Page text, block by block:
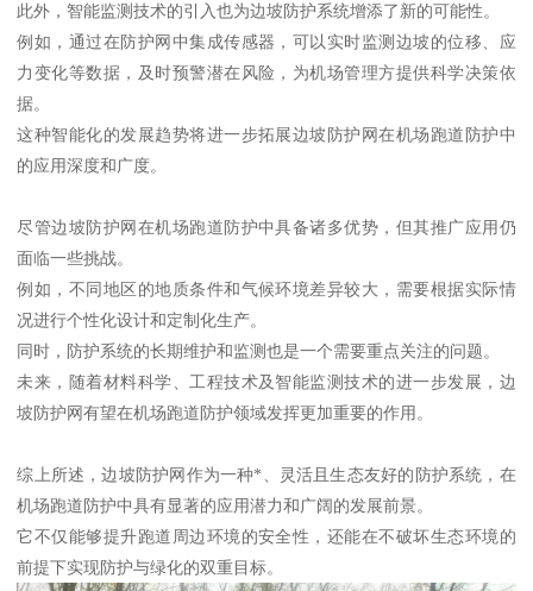
此外，智能监测技术的引入也为边坡防护系统增添了新的可能性。
例如，通过在防护网中集成传感器，可以实时监测边坡的位移、应
力变化等数据，及时预警潜在风险，为机场管理方提供科学决策依
据。
这种智能化的发展趋势将进一步拓展边坡防护网在机场跑道防护中
的应用深度和广度。
尽管边坡防护网在机场跑道防护中具备诸多优势，但其推广应用仍
面临一些挑战。
例如，不同地区的地质条件和气候环境差异较大，需要根据实际情
况进行个性化设计和定制化生产。
同时，防护系统的长期维护和监测也是一个需要重点关注的问题。
未来，随着材料科学、工程技术及智能监测技术的进一步发展，边
坡防护网有望在机场跑道防护领域发挥更加重要的作用。
综上所述，边坡防护网作为一种*、灵活且生态友好的防护系统，在
机场跑道防护中具有显著的应用潜力和广阔的发展前景。
它不仅能够提升跑道周边环境的安全性，还能在不破坏生态环境的
前提下实现防护与绿化的双重目标。